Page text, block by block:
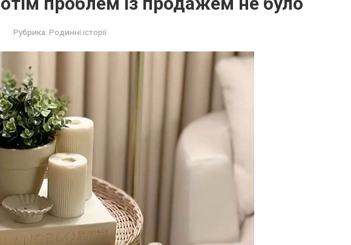
Рубрика: Родинні історії